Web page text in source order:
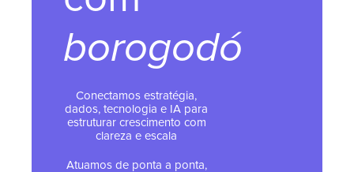
borogodó
Conectamos estratégia,
dados, tecnologia e IA para
estruturar crescimento com
clareza e escala
Atuamos de ponta a ponta,